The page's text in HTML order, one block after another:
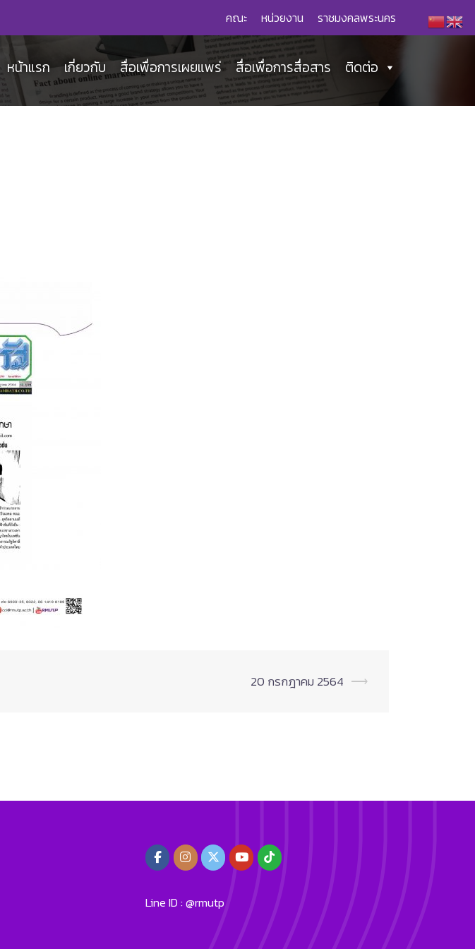
คณะ หน่วยงาน ราชมงคลพระนคร
หน้าแรก เกี่ยวกับ สื่อเพื่อการเผยแพร่ สื่อเพื่อการสื่อสาร ติดต่อ
20 กรกฎาคม 2564 ⟶
Line ID : @rmutp